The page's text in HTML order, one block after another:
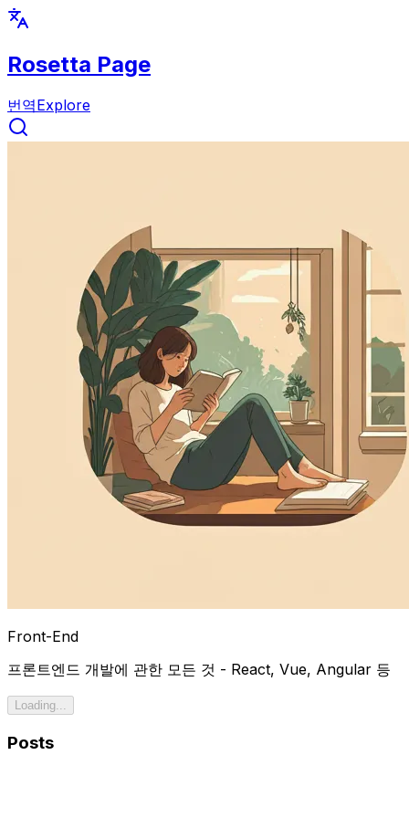
Rosetta Page
번역Explore
Front-End
프론트엔드 개발에 관한 모든 것 - React, Vue, Angular 등
Loading...
Posts